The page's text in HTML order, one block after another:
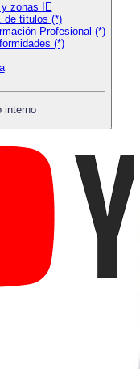
y zonas IE
de títulos (*)
Profesional (*)
(*)
interno